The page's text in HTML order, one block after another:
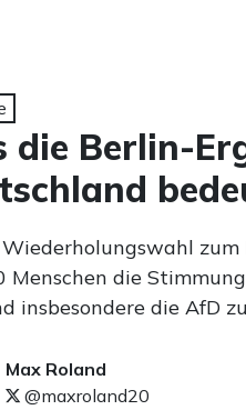
die Berlin-
Menschen die
insbesondere die AfD
Max Roland
@maxroland20